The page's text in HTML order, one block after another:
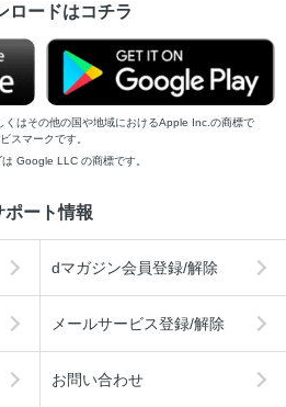
ロードはコチラ
はその他の国や地域におけるApple Inc.の商標で
スマークです。
Google LLC の商標です。
ポート情報
dマガジン会員登録/解除
メールサービス登録/解除
お問い合わせ